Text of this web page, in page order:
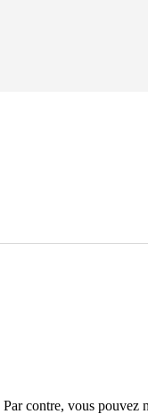
Par contre, vous pouvez